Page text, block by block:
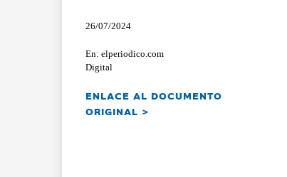
26/07/2024
En: elperiodico.com
Digital
ENLACE AL DOCUMENTO
ORIGINAL >